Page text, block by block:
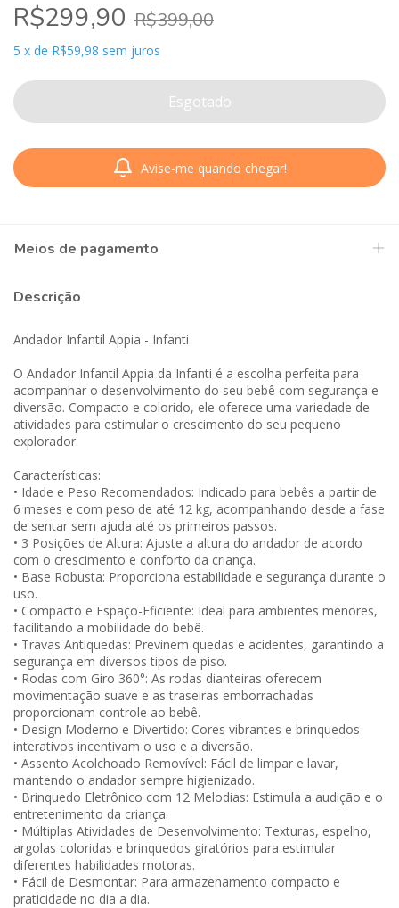
R$299,90 R$399,00
5 x de R$59,98 sem juros
Avise-me quando chegar!
Meios de pagamento
Descrição
Andador Infantil Appia - Infanti
O Andador Infantil Appia da Infanti é a escolha perfeita para
acompanhar o desenvolvimento do seu bebê com segurança e
diversão. Compacto e colorido, ele oferece uma variedade de
atividades para estimular o crescimento do seu pequeno
explorador.
Características:
• Idade e Peso Recomendados: Indicado para bebês a partir de
6 meses e com peso de até 12 kg, acompanhando desde a fase
de sentar sem ajuda até os primeiros passos.
• 3 Posições de Altura: Ajuste a altura do andador de acordo
com o crescimento e conforto da criança.
• Base Robusta: Proporciona estabilidade e segurança durante o
uso.
• Compacto e Espaço-Eficiente: Ideal para ambientes menores,
facilitando a mobilidade do bebê.
• Travas Antiquedas: Previnem quedas e acidentes, garantindo a
segurança em diversos tipos de piso.
• Rodas com Giro 360°: As rodas dianteiras oferecem
movimentação suave e as traseiras emborrachadas
proporcionam controle ao bebê.
• Design Moderno e Divertido: Cores vibrantes e brinquedos
interativos incentivam o uso e a diversão.
• Assento Acolchoado Removível: Fácil de limpar e lavar,
mantendo o andador sempre higienizado.
• Brinquedo Eletrônico com 12 Melodias: Estimula a audição e o
entretenimento da criança.
• Múltiplas Atividades de Desenvolvimento: Texturas, espelho,
argolas coloridas e brinquedos giratórios para estimular
diferentes habilidades motoras.
• Fácil de Desmontar: Para armazenamento compacto e
praticidade no dia a dia.